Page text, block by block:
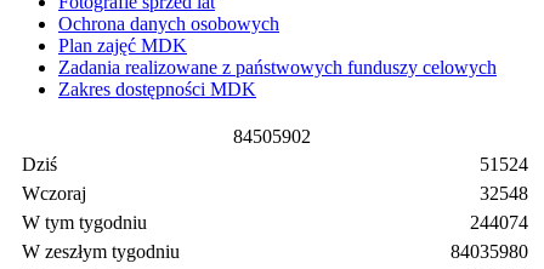
Ochrona danych osobowych
Plan zajęć MDK
Zadania realizowane z państwowych funduszy celowych
Zakres dostępności MDK
84505902
Dziś
Wczoraj
W tym tygodniu
W zeszłym tygodniu
51524
32548
244074
84035980